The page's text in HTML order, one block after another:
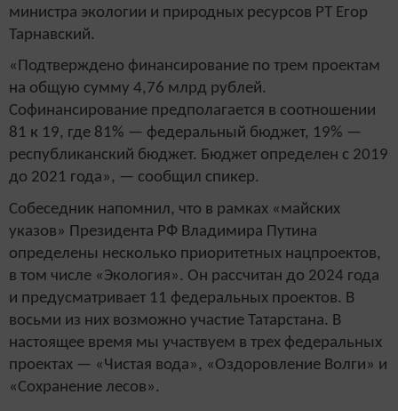
министра экологии и природных ресурсов РТ Егор
Тарнавский.
«Подтверждено финансирование по трем проектам
на общую сумму 4,76 млрд рублей.
Софинансирование предполагается в соотношении
81 к 19, где 81% — федеральный бюджет, 19% —
республиканский бюджет. Бюджет определен с 2019
до 2021 года», — сообщил спикер.
Собеседник напомнил, что в рамках «майских
указов» Президента РФ Владимира Путина
определены несколько приоритетных нацпроектов,
в том числе «Экология». Он рассчитан до 2024 года
и предусматривает 11 федеральных проектов. В
восьми из них возможно участие Татарстана. В
настоящее время мы участвуем в трех федеральных
проектах — «Чистая вода», «Оздоровление Волги» и
«Сохранение лесов».